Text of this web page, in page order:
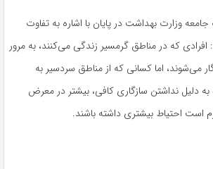
وزارت بهداشت در پایان با اشاره به تفاوت
که در مناطق گرمسیر زندگی می‌کنند، به مرور
می‌شوند، اما کسانی که از مناطق سردسیر به
دلیل نداشتن سازگاری کافی، بیشتر در معرض
است احتیاط بیشتری داشته باشند.